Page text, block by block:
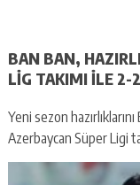
BAN BAN,
LİG TAKIMI İLE 2-
Yeni sezon
Azerbaycan Süper Ligi